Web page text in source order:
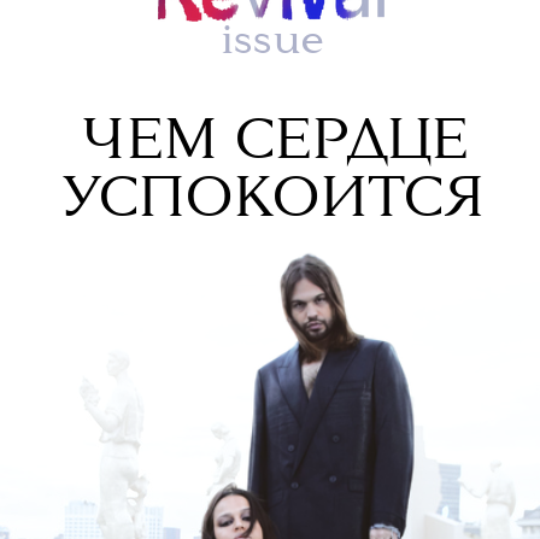
issue
ЧЕМ СЕРДЦЕ
УСПОКОИТСЯ